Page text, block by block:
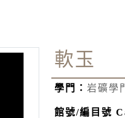
軟玉
學門： 岩礦學
館號/編目號